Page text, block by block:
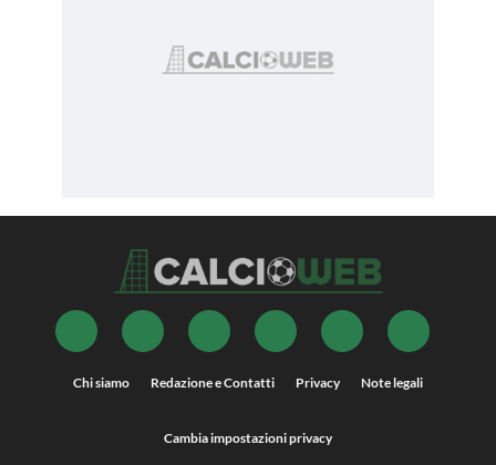
Chi siamo Redazione e Contatti Privacy Note legali
Cambia impostazioni privacy